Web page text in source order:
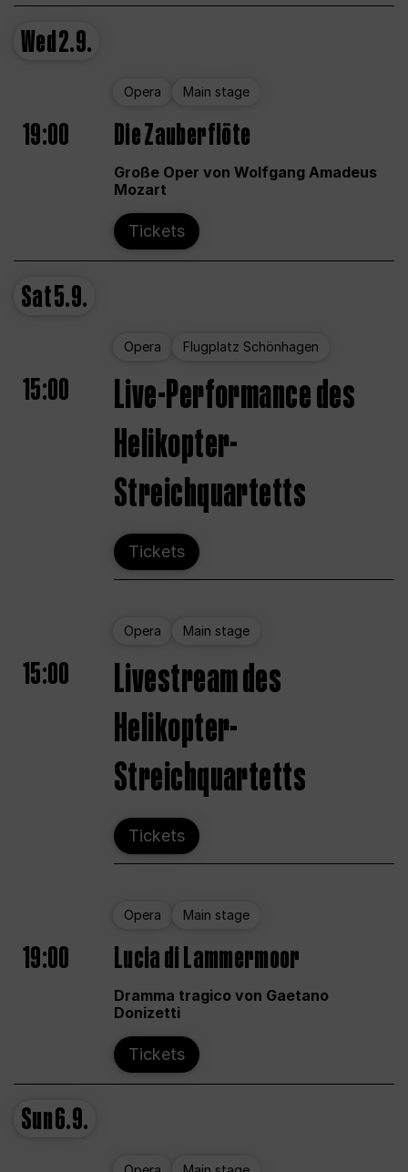
Wed2.9.
Opera Main stage
19:00 Die Zauberflöte
Große Oper von Wolfgang Amadeus
Mozart
Tickets
Sat5.9.
Opera Flugplatz Schönhagen
15:00
Live-Performance des
Helikopter-
Streichquartetts
Tickets
Opera Main stage
15:00
Livestream des
Helikopter-
Streichquartetts
Tickets
Opera Main stage
19:00 Lucia di Lammermoor
Dramma tragico von Gaetano
Donizetti
Tickets
Sun6.9.